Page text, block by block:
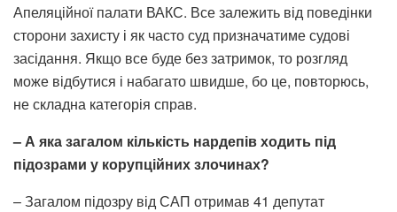
Апеляційної палати ВАКС. Все залежить від поведінки
сторони захисту і як часто суд призначатиме судові
засідання. Якщо все буде без затримок, то розгляд
може відбутися і набагато швидше, бо це, повторюсь,
не складна категорія справ.
– А яка загалом кількість нардепів ходить під
підозрами у корупційних злочинах?
– Загалом підозру від САП отримав 41 депутат